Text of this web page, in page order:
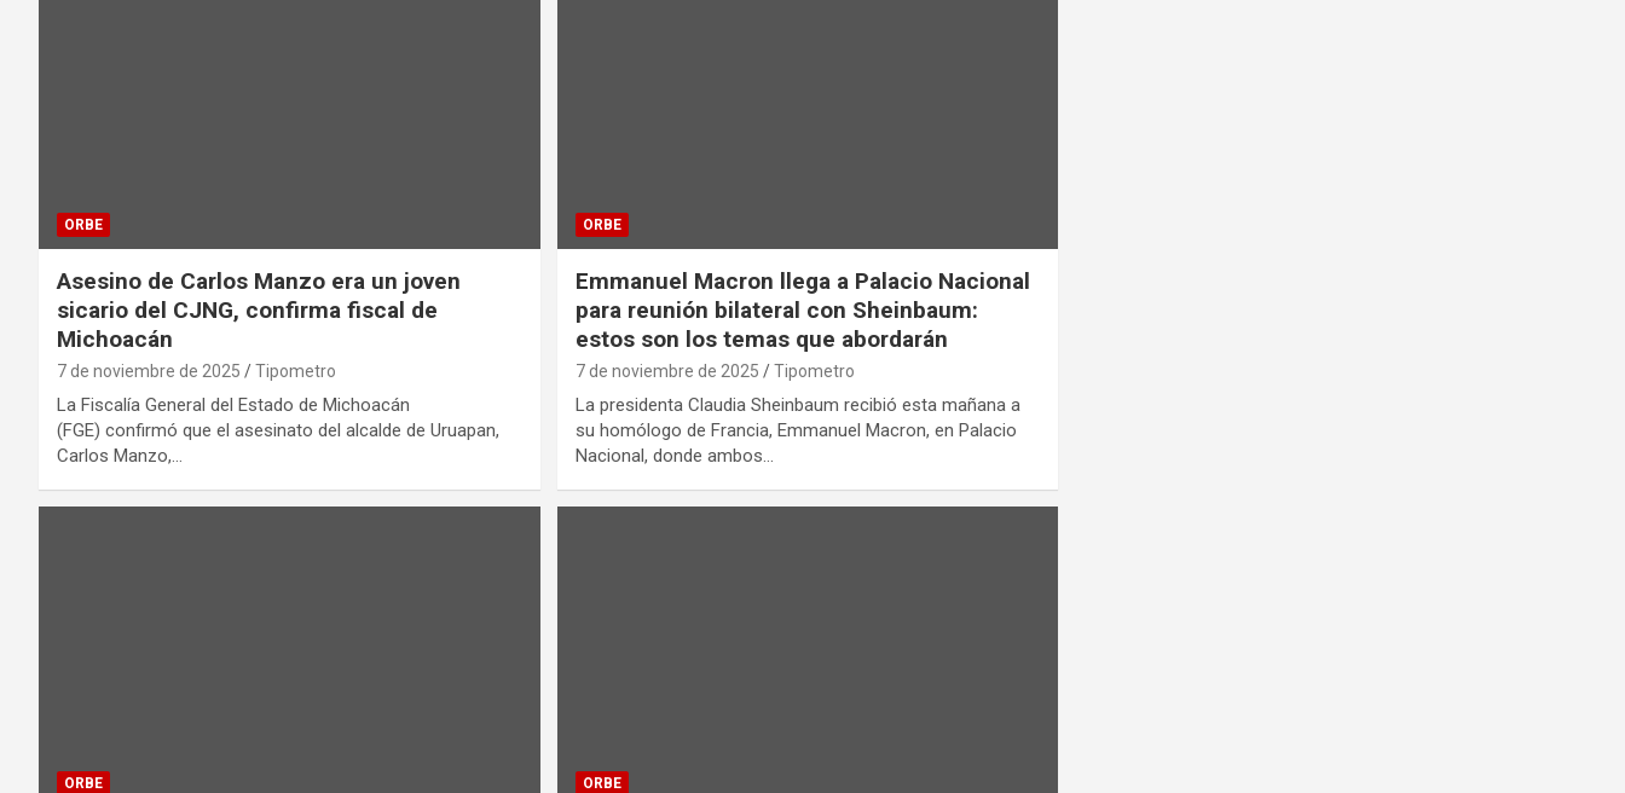
ORBE
Asesino de Carlos Manzo era un joven
sicario del CJNG, confirma fiscal de
Michoacán
7 de noviembre de 2025 Tipometro
La Fiscalía General del Estado de Michoacán
(FGE) confirmó que el asesinato del alcalde de Uruapan,
Carlos Manzo,…
ORBE
Emmanuel Macron llega a Palacio Nacional
para reunión bilateral con Sheinbaum:
estos son los temas que abordarán
7 de noviembre de 2025 Tipometro
La presidenta Claudia Sheinbaum recibió esta mañana a
su homólogo de Francia, Emmanuel Macron, en Palacio
Nacional, donde ambos…
ORBE ORBE